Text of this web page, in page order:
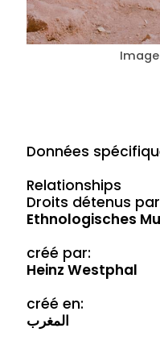
Données
Relationships
Droits détenus
Ethnologisches
créé par:
Heinz Westphal
créé en:
المغرب